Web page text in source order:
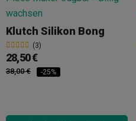
Klutch Silikon Bong
(3)
28,50 €
38,00 € -25%